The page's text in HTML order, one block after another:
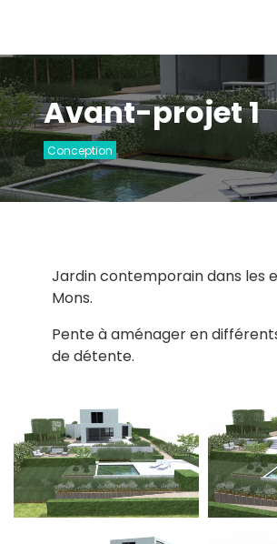
Avant-projet 1
Conception
Jardin contemporain dans les
Mons.
Pente à aménager en
de détente.